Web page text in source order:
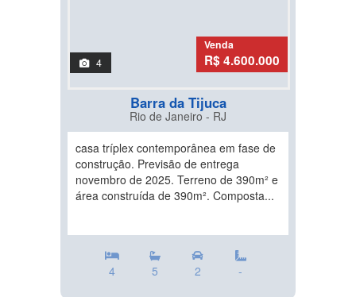
4
Venda
R$ 4.600.000
Barra da Tijuca
Rio de Janeiro - RJ
casa tríplex contemporânea em fase de
construção. Previsão de entrega
novembro de 2025. Terreno de 390m² e
área construída de 390m². Composta...
4 5 2 -